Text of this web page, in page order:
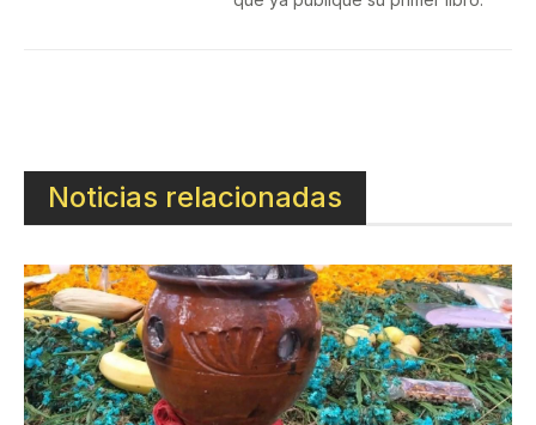
Noticias relacionadas